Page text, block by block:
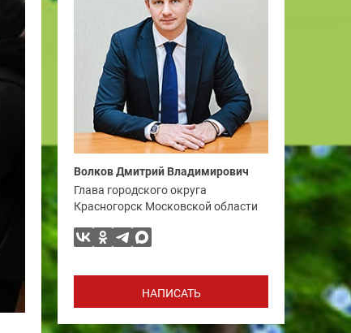
Волков Дмитрий Владимирович
Глава городского округа
Красногорск Московской области
НАПИСАТЬ